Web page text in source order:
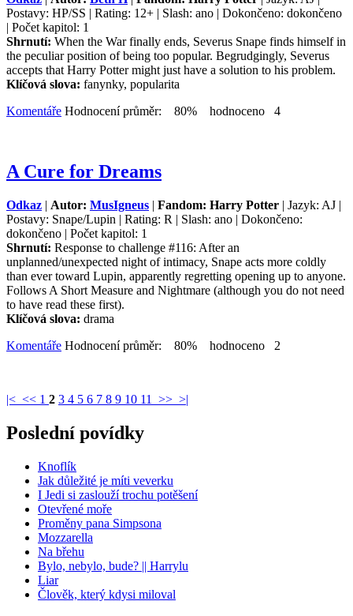
Postavy: HP/SS | Rating: 12+ | Slash: ano | Dokončeno: dokončeno
| Počet kapitol: 1
Shrnutí: When the War finally ends, Severus Snape finds himself in
the peculiar position of being too popular. Begrudgingly, Severus
accepts that Harry Potter might just have a solution to his problem.
Klíčová slova: fanynky, popularita
Komentáře Hodnocení průměr: 80% hodnoceno 4
A Cure for Dreams
Odkaz | Autor: MusIgneus | Fandom: Harry Potter | Jazyk: AJ |
Postavy: Snape/Lupin | Rating: R | Slash: ano | Dokončeno:
dokončeno | Počet kapitol: 1
Shrnutí: Response to challenge #116: After an
unplanned/unexpected night of intimacy, Snape acts more coldly
than ever toward Lupin, apparently regretting opening up to anyone.
Follows A Short Measure and Nightmare (although you do not need
to have read these first).
Klíčová slova: drama
Komentáře Hodnocení průměr: 80% hodnoceno 2
|< << 1 2 3 4 5 6 7 8 9 10 11 >> >|
Poslední povídky
Knoflík
Jak důležité je míti veverku
I Jedi si zaslouží trochu potěšení
Otevřené moře
Proměny pana Simpsona
Mozzarella
Na břehu
Bylo, nebylo, bude? || Harrylu
Liar
Člověk, který kdysi miloval